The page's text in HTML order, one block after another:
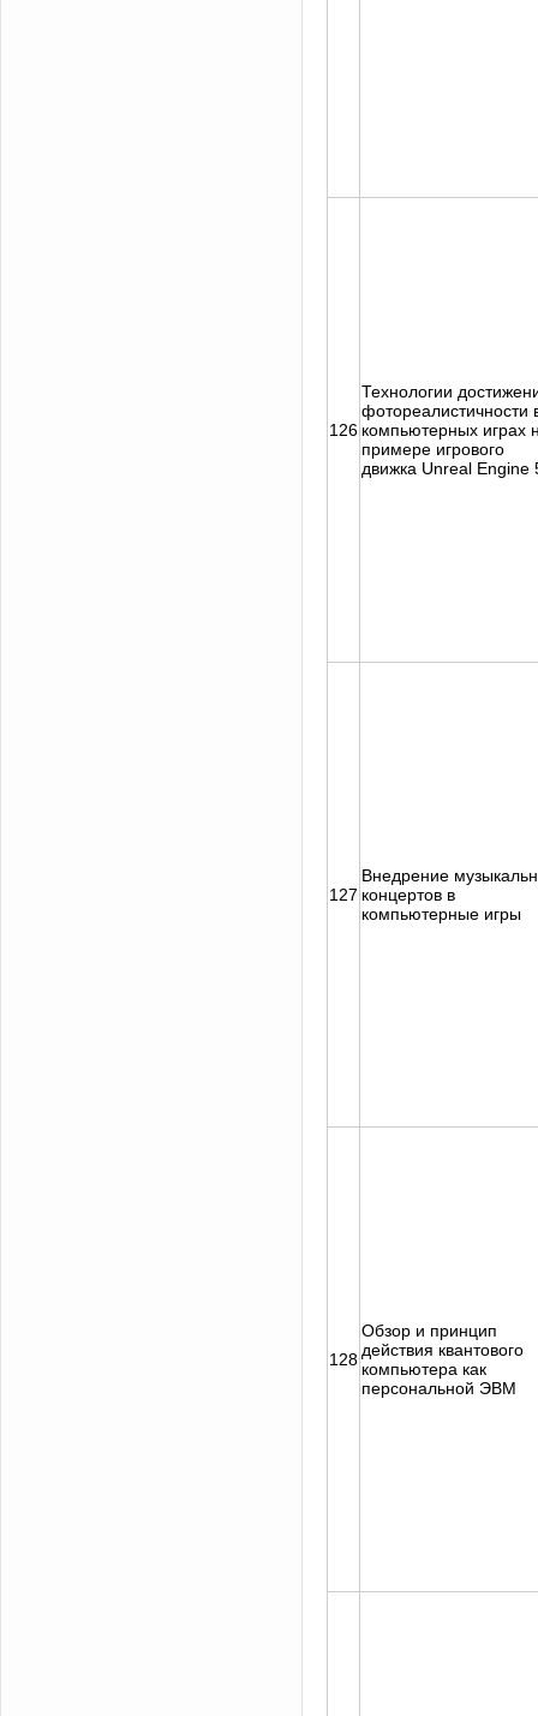
126
Технологии
фотореалистичности
компьютерных играх
примере игрового
движка Unreal Engine
127
Внедрение
концертов в
компьютерные игры
128
Обзор и принцип
действия квантового
компьютера как
персональной ЭВМ